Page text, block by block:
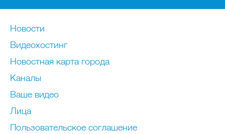
Новости
Видеохостинг
Новостная карта города
Каналы
Ваше видео
Лица
Пользовательское соглашение